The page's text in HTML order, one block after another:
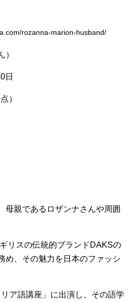
rozanna-marion-husband/
）
日
）
母親であるロザンナさんや周囲
リスの伝統的ブランドDAKSの
め、その魅力を日本のファッシ
ア語講座」に出演し、その語学